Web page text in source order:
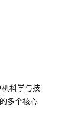
科学与技
多个核心